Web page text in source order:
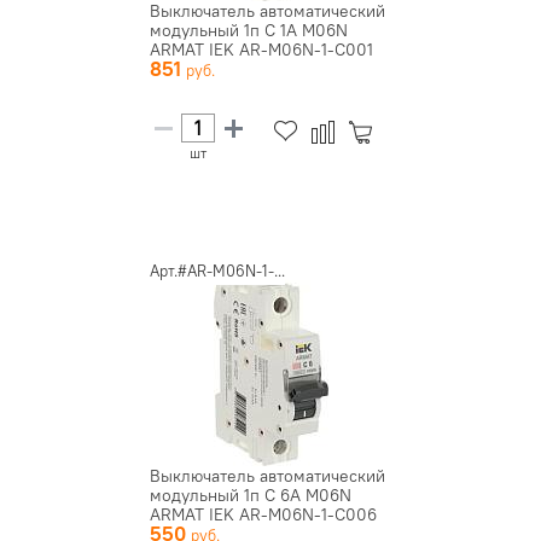
Выключатель автоматический
модульный 1п C 1А M06N
ARMAT IEK AR-M06N-1-C001
851
шт
Арт.#AR-M06N-1-...
Выключатель автоматический
модульный 1п C 6А M06N
ARMAT IEK AR-M06N-1-C006
550